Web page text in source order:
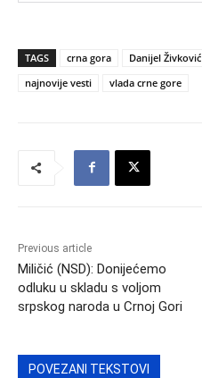
TAGS crna gora Danijel Živković
najnovije vesti
vlada crne gore
Previous article
Miličić (NSD): Donijećemo
odluku u skladu s voljom
srpskog naroda u Crnoj Gori
POVEZANI TEKSTOVI